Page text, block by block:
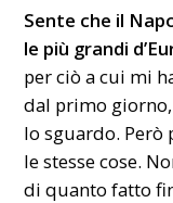
Sente che il
le più grandi
per ciò a cui mi
dal primo
lo sguardo. Però
le stesse cose.
di quanto fatto